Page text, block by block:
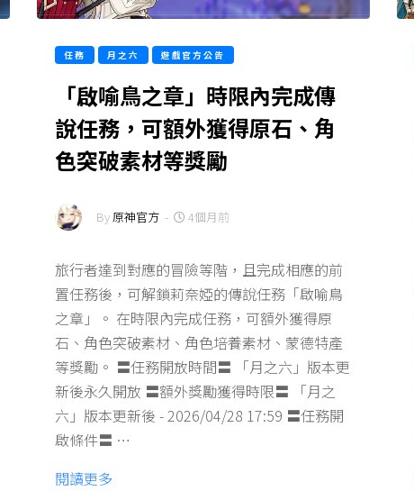
任務 月之六 遊戲官方公告
「啟喻鳥之章」時限內完成傳
說任務，可額外獲得原石、角
色突破素材等獎勵
By原神官方 - 4個月前
旅行者達到對應的冒險等階，且完成相應的前
置任務後，可解鎖莉奈婭的傳說任務「啟喻鳥
之章」。 在時限內完成任務，可額外獲得原
石、角色突破素材、角色培養素材、蒙德特產
等獎勵。 〓任務開放時間〓 「月之六」版本更
新後永久開放 〓額外獎勵獲得時限〓 「月之
六」版本更新後 - 2026/04/28 17:59 〓任務開
啟條件〓 …
閱讀更多